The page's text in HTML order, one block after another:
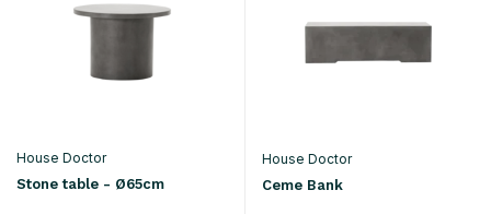
House Doctor
Stone table - Ø65cm
House Doctor
Ceme Bank